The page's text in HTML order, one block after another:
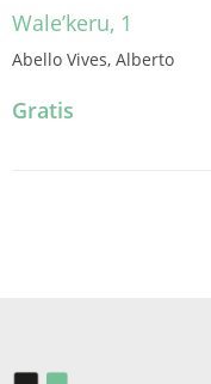
Wale’keru, 1
Abello Vives, Alberto
Gratis